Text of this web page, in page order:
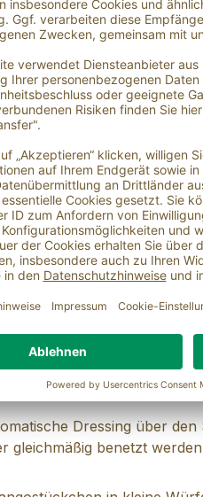
(z. B. Lollo Bionda oder
Mangostückchen
und 50 ml Basilikumöl in
Dressing entsteht.
trocken schleudern und
Dressing über
gleichmäßig benetzt